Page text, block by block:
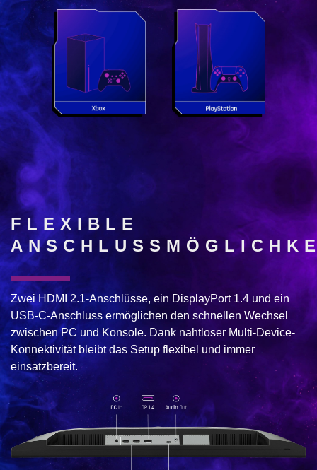
FLEXIBLE
Zwei HDMI 2.1-Anschlüsse, ein DisplayPort 1.4 und ein
USB-C-Anschluss ermöglichen den schnellen Wechsel
zwischen PC und Konsole. Dank nahtloser Multi-Device-
Konnektivität bleibt das Setup flexibel und immer
einsatzbereit.